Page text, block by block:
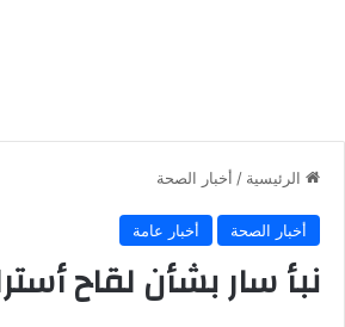
الرئيسية / أخبار الصحة
أخبار الصحة أخبار عامة
نبأ سار بشأن لقاح